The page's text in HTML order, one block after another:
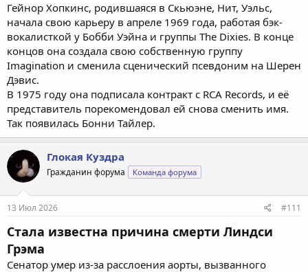
Гейнор Хопкинс, родившаяся в Скьюэне, Нит, Уэльс,
начала свою карьеру в апреле 1969 года, работая бэк-
вокалисткой у Бобби Уэйна и группы The Dixies. В конце
концов она создала свою собственную группу
Imagination и сменила сценический псевдоним на Шерен
Дэвис.
В 1975 году она подписала контракт с RCA Records, и её
представитель порекомендовал ей снова сменить имя.
Так появилась Бонни Тайлер.
Глокая Куздра
Гражданин форума Команда форума
13 Июл 2026 #111
Стала известна причина смерти Линдси
Грэма
Сенатор умер из-за расслоения аорты, вызванного